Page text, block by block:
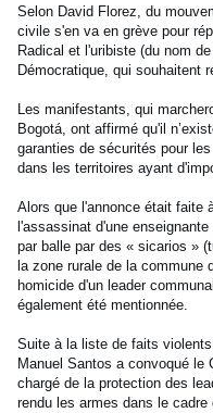
Selon David Florez, du
civile s'en va en grève pour
Radical et l'uribiste (du nom
Démocratique, qui souhaitent
Les manifestants, qui
Bogotá, ont affirmé qu'il
garanties de sécurités pour
dans les territoires ayant
Alors que l'annonce était faite
l'assassinat d'une
par balle par des « sicarios »
la zone rurale de la commune
homicide d'un leader
également été mentionnée.
Suite à la liste de faits
Manuel Santos a convoqué le
chargé de la protection des
rendu les armes dans le